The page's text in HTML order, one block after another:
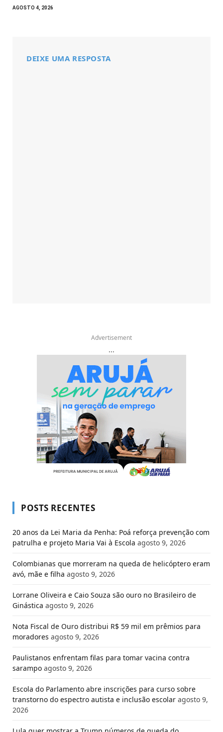
AGOSTO 4, 2026
DEIXE UMA RESPOSTA
Advertisement
...
POSTS RECENTES
20 anos da Lei Maria da Penha: Poá reforça prevenção com
patrulha e projeto Maria Vai à Escola agosto 9, 2026
Colombianas que morreram na queda de helicóptero eram
avó, mãe e filha agosto 9, 2026
Lorrane Oliveira e Caio Souza são ouro no Brasileiro de
Ginástica agosto 9, 2026
Nota Fiscal de Ouro distribui R$ 59 mil em prêmios para
moradores agosto 9, 2026
Paulistanos enfrentam filas para tomar vacina contra
sarampo agosto 9, 2026
Escola do Parlamento abre inscrições para curso sobre
transtorno do espectro autista e inclusão escolar agosto 9,
2026